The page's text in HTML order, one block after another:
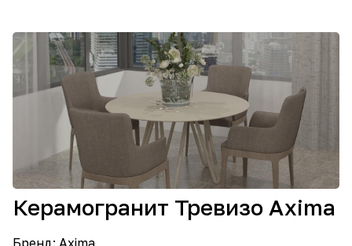
Керамогранит Тревизо Axima
Бренд: Axima